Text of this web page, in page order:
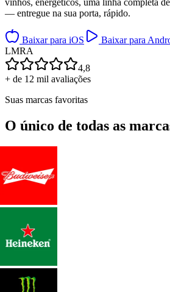
— entregue na sua porta, rápido.
Baixar para iOS
Baixar para
LMRA
4,8
+ de 12 mil avaliações
Suas marcas favoritas
O único de todas as